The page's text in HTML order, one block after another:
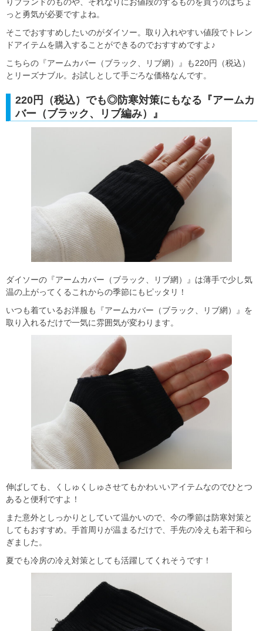
りブランドのものや、それなりにお値段のするものを買うのはちょ
っと勇気が必要ですよね。
そこでおすすめしたいのがダイソー。取り入れやすい値段でトレン
ドアイテムを購入することができるのでおすすめですよ♪
こちらの『アームカバー（ブラック、リブ網）』も220円（税込）
とリーズナブル。お試しとして手ごろな価格なんです。
220円（税込）でも◎防寒対策にもなる『アームカ
バー（ブラック、リブ編み）』
ダイソーの『アームカバー（ブラック、リブ網）』は薄手で少し気
温の上がってくるこれからの季節にもピッタリ！
いつも着ているお洋服も『アームカバー（ブラック、リブ網）』を
取り入れるだけで一気に雰囲気が変わります。
伸ばしても、くしゅくしゅさせてもかわいいアイテムなのでひとつ
あると便利ですよ！
また意外としっかりとしていて温かいので、今の季節は防寒対策と
してもおすすめ。手首周りが温まるだけで、手先の冷えも若干和ら
ぎました。
夏でも冷房の冷え対策としても活躍してくれそうです！